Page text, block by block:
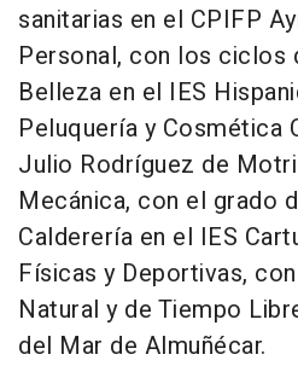
sanitarias en el CPIFP
Personal, con los ciclos
Belleza en el IES
Peluquería y Cosmética
Julio Rodríguez de
Mecánica, con el grado
Calderería en el IES
Físicas y Deportivas,
Natural y de Tiempo
del Mar de Almuñécar.